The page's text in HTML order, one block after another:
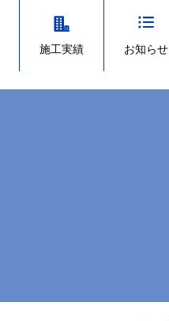
施工実績 お知らせ